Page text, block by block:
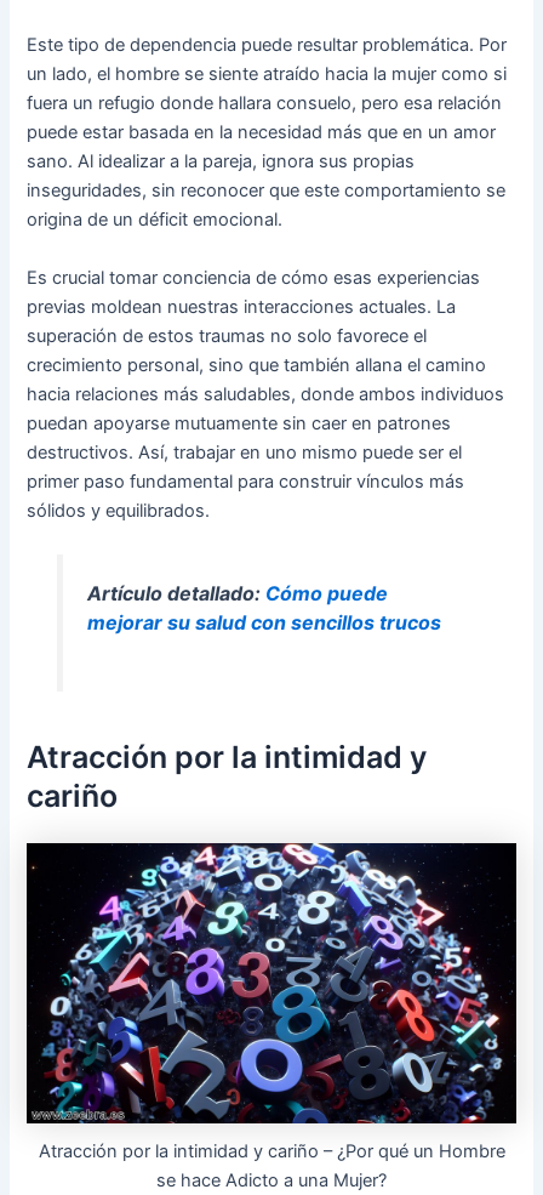
Este tipo de dependencia puede resultar problemática. Por
un lado, el hombre se siente atraído hacia la mujer como si
fuera un refugio donde hallara consuelo, pero esa relación
puede estar basada en la necesidad más que en un amor
sano. Al idealizar a la pareja, ignora sus propias
inseguridades, sin reconocer que este comportamiento se
origina de un déficit emocional.
Es crucial tomar conciencia de cómo esas experiencias
previas moldean nuestras interacciones actuales. La
superación de estos traumas no solo favorece el
crecimiento personal, sino que también allana el camino
hacia relaciones más saludables, donde ambos individuos
puedan apoyarse mutuamente sin caer en patrones
destructivos. Así, trabajar en uno mismo puede ser el
primer paso fundamental para construir vínculos más
sólidos y equilibrados.
Artículo detallado: Cómo puede
mejorar su salud con sencillos trucos
Atracción por la intimidad y
cariño
Atracción por la intimidad y cariño – ¿Por qué un Hombre
se hace Adicto a una Mujer?